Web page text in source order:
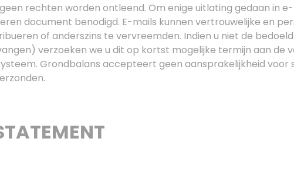
rechten worden ontleend. Om enige uitlating gedaan in
document benodigd. E-mails kunnen vertrouwelijke en
of anderszins te vervreemden. Indien u niet de
verzoeken we u dit op kortst mogelijke termijn aan
Grondbalans accepteert geen aansprakelijkheid